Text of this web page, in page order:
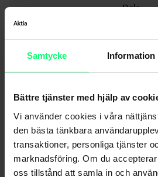
Samtycke Information
Bättre tjänster med hjälp av
Vi använder cookies i våra
den bästa tänkbara
transaktioner, personliga tjänster
marknadsföring. Om du
oss tillstånd att samla in och
Dela
Mera om detta ämne